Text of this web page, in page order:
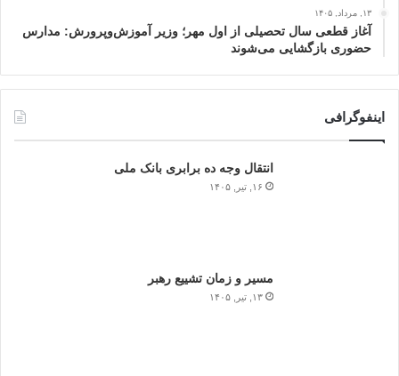
۱۳, مرداد, ۱۴۰۵
آغاز قطعی سال تحصیلی از اول مهر؛ وزیر آموزش‌وپرورش: مدارس
حضوری بازگشایی می‌شوند
اینفوگرافی
انتقال وجه ده برابری بانک ملی
۱۶, تیر, ۱۴۰۵
مسیر و زمان تشییع رهبر
۱۳, تیر, ۱۴۰۵